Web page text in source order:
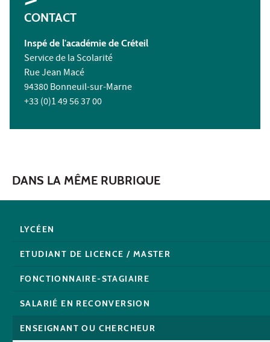
CONTACT
Inspé de l'académie de Créteil
Service de la Scolarité
Rue Jean Macé
94380 Bonneuil-sur-Marne
+33 (0)1 49 56 37 00
DANS LA MÊME RUBRIQUE
LYCÉEN
ETUDIANT DE LICENCE / MASTER
FONCTIONNAIRE-STAGIAIRE
SALARIÉ EN RECONVERSION
ENSEIGNANT OU CHERCHEUR